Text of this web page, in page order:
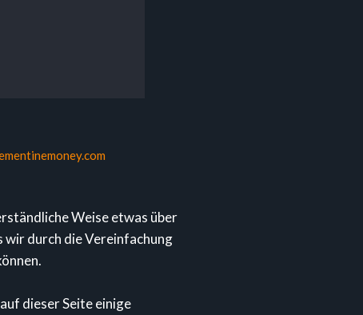
Weise etwas über
wir durch die Vereinfachung
dieser Seite einige